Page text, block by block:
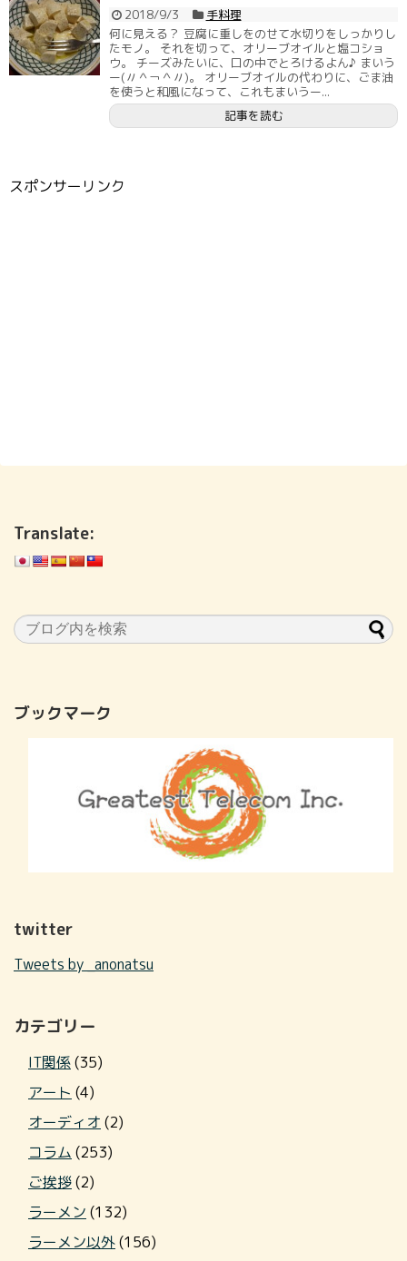
2018/9/3
手料理
何に見える？ 豆腐に重しをのせて水切りをしっかりし
たモノ。 それを切って、オリーブオイルと塩コショ
ウ。 チーズみたいに、口の中でとろけるよん♪ まいう
ー(〃＾￢＾〃)。 オリーブオイルの代わりに、ごま油
を使うと和風になって、これもまいうー...
記事を読む
スポンサーリンク
Translate:
ブックマーク
twitter
Tweets by _anonatsu
カテゴリー
IT関係(35)
アート (4)
オーディオ (2)
コラム (253)
ご挨拶(2)
ラーメン (132)
ラーメン以外(156)